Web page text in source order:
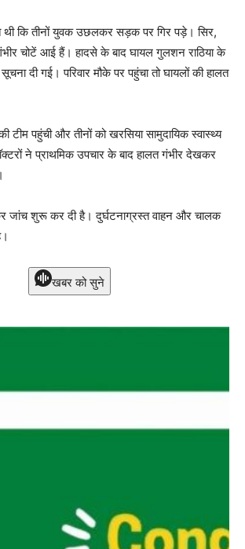
कि तीनों युवक उछलकर सड़क पर गिर पड़े। सिर,
चोटें आई हैं। हादसे के बाद घायल गुलशन राठिया के
दी गई। परिवार मौके पर पहुंचा तो घायलों की हालत
टीम पहुंची और तीनों को खरसिया सामुदायिक स्वास्थ्य
ने प्राथमिक उपचार के बाद हालत गंभीर देखकर
जांच शुरू कर दी है। दुर्घटनाग्रस्त वाहन और चालक
खबर को सुने